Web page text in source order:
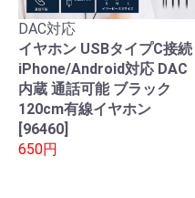
DAC対応
イヤホン USBタイプC接続
iPhone/Android対応 DAC
内蔵 通話可能 ブラック
120cm有線イヤホン
[96460]
650円